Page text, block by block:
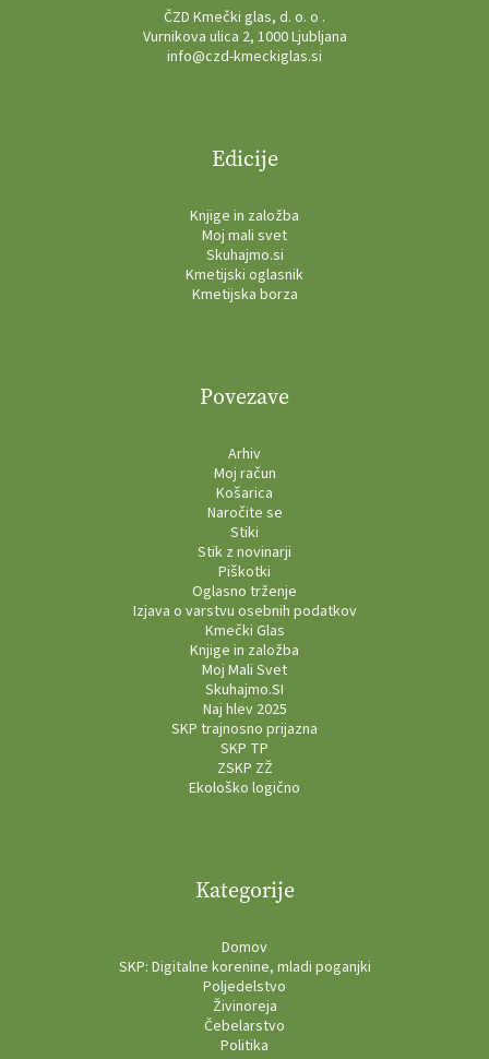
ČZD Kmečki glas, d. o. o .
Vurnikova ulica 2, 1000 Ljubljana
info@czd-kmeckiglas.si
Edicije
Knjige in založba
Moj mali svet
Skuhajmo.si
Kmetijski oglasnik
Kmetijska borza
Povezave
Arhiv
Moj račun
Košarica
Naročite se
Stiki
Stik z novinarji
Piškotki
Oglasno trženje
Izjava o varstvu osebnih podatkov
Kmečki Glas
Knjige in založba
Moj Mali Svet
Skuhajmo.SI
Naj hlev 2025
SKP trajnosno prijazna
SKP TP
ZSKP ZŽ
Ekološko logično
Kategorije
Domov
SKP: Digitalne korenine, mladi poganjki
Poljedelstvo
Živinoreja
Čebelarstvo
Politika